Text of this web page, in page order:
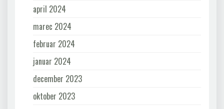
april 2024
marec 2024
februar 2024
januar 2024
december 2023
oktober 2023